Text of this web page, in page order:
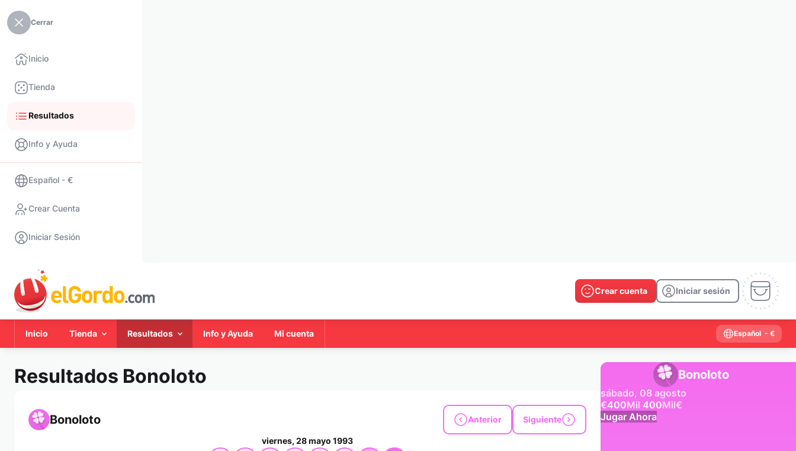
Cerrar
Inicio
Tienda
Resultados
Info y Ayuda
Español - €
Crear Cuenta
Iniciar Sesión
Crear cuenta Iniciar sesión
Inicio Tienda Resultados Info y Ayuda Mi cuenta Español - €
Resultados Bonoloto
Bonoloto Anterior Siguiente
viernes, 28 mayo 1993
Bonoloto
sábado, 08 agosto
€400Mil 400Mil€
Jugar Ahora